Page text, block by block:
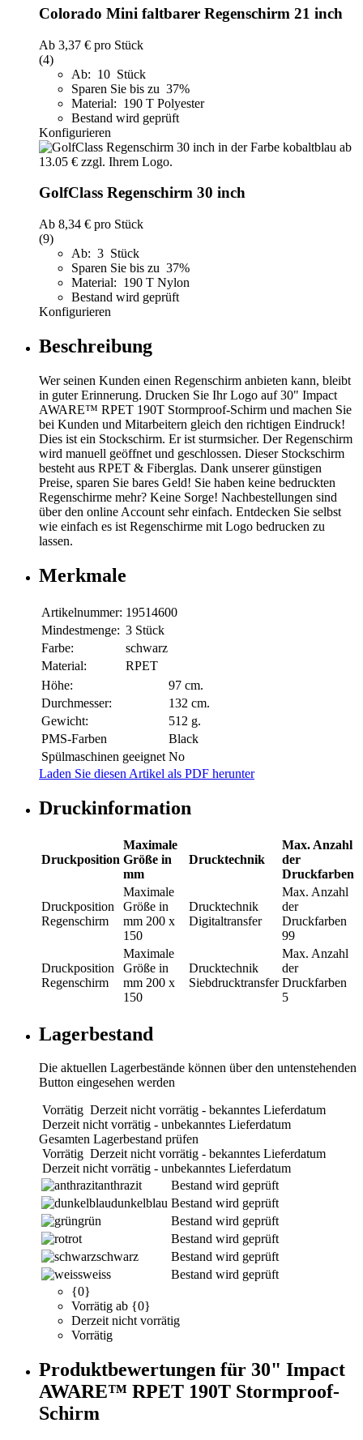
Colorado Mini faltbarer Regenschirm 21 inch
Ab 3,37 € pro Stück
(4)
Ab: 10 Stück
Sparen Sie bis zu 37%
Material: 190 T Polyester
Bestand wird geprüft
Konfigurieren
GolfClass Regenschirm 30 inch
Ab 8,34 € pro Stück
(9)
Ab: 3 Stück
Sparen Sie bis zu 37%
Material: 190 T Nylon
Bestand wird geprüft
Konfigurieren
Beschreibung
Wer seinen Kunden einen Regenschirm anbieten kann, bleibt
in guter Erinnerung. Drucken Sie Ihr Logo auf 30" Impact
AWARE™ RPET 190T Stormproof-Schirm und machen Sie
bei Kunden und Mitarbeitern gleich den richtigen Eindruck!
Dies ist ein Stockschirm. Er ist sturmsicher. Der Regenschirm
wird manuell geöffnet und geschlossen. Dieser Stockschirm
besteht aus RPET & Fiberglas. Dank unserer günstigen
Preise, sparen Sie bares Geld! Sie haben keine bedruckten
Regenschirme mehr? Keine Sorge! Nachbestellungen sind
über den online Account sehr einfach. Entdecken Sie selbst
wie einfach es ist Regenschirme mit Logo bedrucken zu
lassen.
Merkmale
Artikelnummer: 19514600
Mindestmenge: 3 Stück
Farbe:
schwarz
Material:
RPET
Höhe:
97 cm.
Durchmesser:
132 cm.
Gewicht:
512 g.
PMS-Farben
Black
Spülmaschinen geeignet No
Laden Sie diesen Artikel als PDF herunter
Druckinformation
Druckposition
Maximale
Größe in
mm
Drucktechnik
Max. Anzahl
der
Druckfarben
Druckposition
Regenschirm
Maximale
Größe in
mm 200 x
150
Drucktechnik
Digitaltransfer
Max. Anzahl
der
Druckfarben
99
Druckposition
Regenschirm
Maximale
Größe in
mm 200 x
150
Drucktechnik
Siebdrucktransfer
Max. Anzahl
der
Druckfarben
5
Lagerbestand
Die aktuellen Lagerbestände können über den untenstehenden
Button eingesehen werden
Vorrätig Derzeit nicht vorrätig - bekanntes Lieferdatum
Derzeit nicht vorrätig - unbekanntes Lieferdatum
Gesamten Lagerbestand prüfen
Vorrätig Derzeit nicht vorrätig - bekanntes Lieferdatum
Derzeit nicht vorrätig - unbekanntes Lieferdatum
anthrazit
Bestand wird geprüft
dunkelblau Bestand wird geprüft
grün
Bestand wird geprüft
rot
Bestand wird geprüft
schwarz
Bestand wird geprüft
weiss
Bestand wird geprüft
{0}
Vorrätig ab {0}
Derzeit nicht vorrätig
Vorrätig
Produktbewertungen für 30" Impact
AWARE™ RPET 190T Stormproof-
Schirm